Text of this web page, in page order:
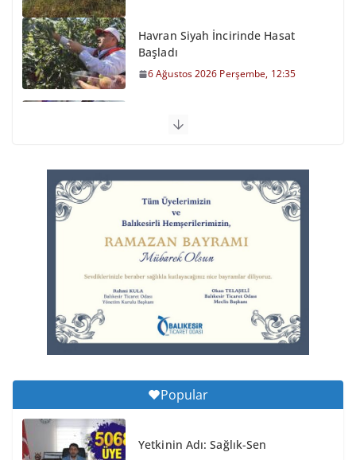
Havran Siyah İncirinde Hasat
Başladı
6 Ağustos 2026 Perşembe, 12:35
Otomobil Şarampole Devrildi
Balıkesirspor Sevdası İçin
Memleket Tek Yürek
6 Ağustos 2026 Perşembe, 11:51
Büyükşehir’den Kepsut’a Yatırım
6 Ağustos 2026 Perşembe, 16:43
Popular
Yetkinin Adı: Sağlık-Sen